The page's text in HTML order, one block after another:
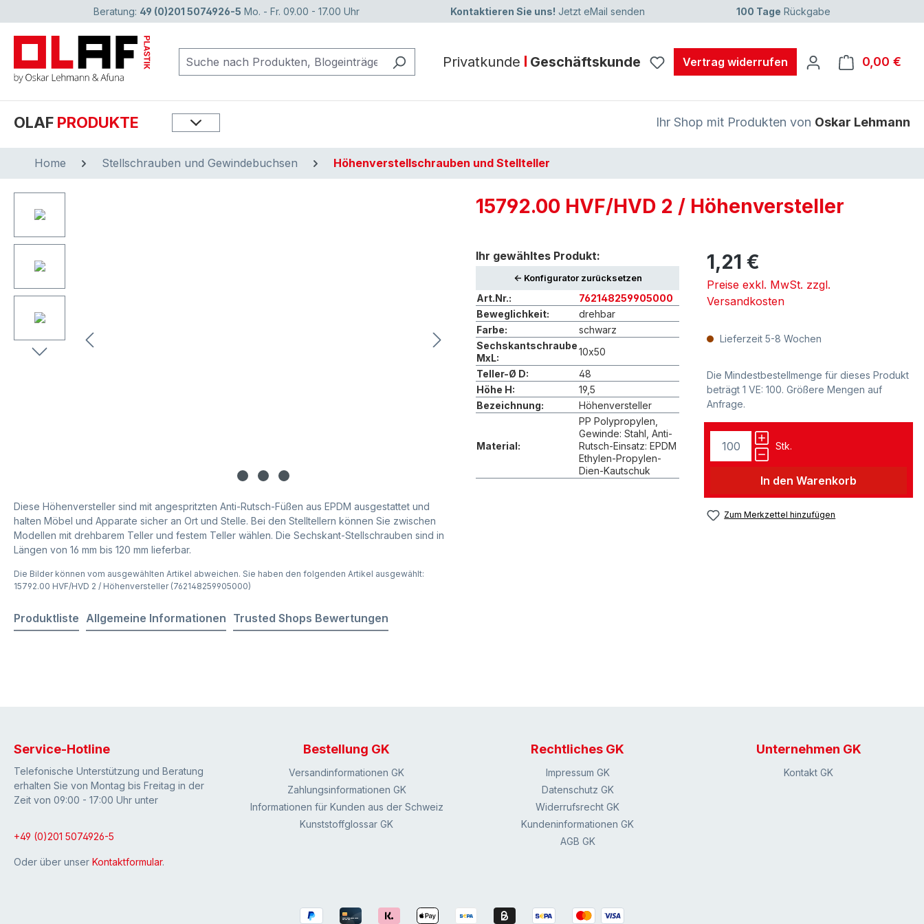
Zur Hauptnavigation springen
Beratung: 49 (0)201 5074926-5 Mo. - Fr. 09.00 - 17.00 Uhr Kontaktieren Sie uns! Jetzt eMail senden 100 Tage Rückgabe
Privatkunde Geschäftskunde Vertrag widerrufen 0,00 €
OLAF PRODUKTE Ihr Shop mit Produkten von Oskar Lehmann
Home Stellschrauben und Gewindebuchsen Höhenverstellschrauben und Stellteller
Diese Höhenversteller sind mit angespritzten Anti-Rutsch-Füßen aus EPDM ausgestattet und
halten Möbel und Apparate sicher an Ort und Stelle. Bei den Stelltellern können Sie zwischen
Modellen mit drehbarem Teller und festem Teller wählen. Die Sechskant-Stellschrauben sind in
Längen von 16 mm bis 120 mm lieferbar.
Die Bilder können vom ausgewählten Artikel abweichen. Sie haben den folgenden Artikel ausgewählt:
15792.00 HVF/HVD 2 / Höhenversteller (762148259905000)
15792.00 HVF/HVD 2 / Höhenversteller
Ihr gewähltes Produkt:
<- Konfigurator zurücksetzen
Art.Nr.:
762148259905000
Beweglichkeit:
drehbar
Farbe:
schwarz
Sechskantschraube
MxL:
10x50
Teller-Ø D:
48
Höhe H:
19,5
Bezeichnung:
Höhenversteller
Material:
PP Polypropylen,
Gewinde: Stahl, Anti-
Rutsch-Einsatz: EPDM
Ethylen-Propylen-
Dien-Kautschuk
1,21 €
Preise exkl. MwSt. zzgl.
Versandkosten
Lieferzeit 5-8 Wochen
Die Mindestbestellmenge für dieses Produkt
beträgt 1 VE: 100. Größere Mengen auf
Anfrage.
Stk.
In den Warenkorb
Zum Merkzettel hinzufügen
Produktliste Allgemeine Informationen Trusted Shops Bewertungen
Service-Hotline
Telefonische Unterstützung und Beratung
erhalten Sie von Montag bis Freitag in der
Zeit von 09:00 - 17:00 Uhr unter
+49 (0)201 5074926-5
Oder über unser Kontaktformular.
Bestellung GK
Versandinformationen GK
Zahlungsinformationen GK
Informationen für Kunden aus der Schweiz
Kunststoffglossar GK
Rechtliches GK
Impressum GK
Datenschutz GK
Widerrufsrecht GK
Kundeninformationen GK
AGB GK
Unternehmen GK
Kontakt GK